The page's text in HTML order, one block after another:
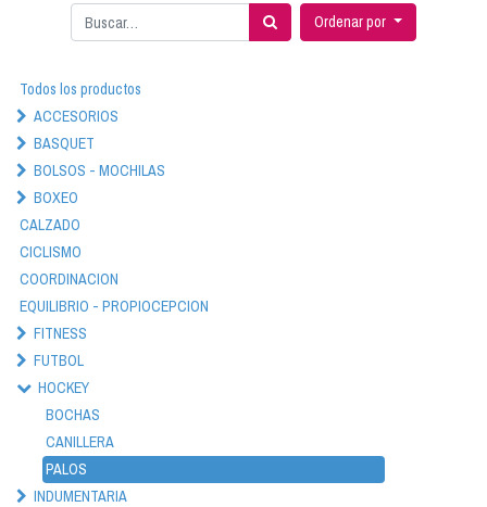
Ordenar por
Todos los productos
ACCESORIOS
BASQUET
BOLSOS - MOCHILAS
BOXEO
CALZADO
CICLISMO
COORDINACION
EQUILIBRIO - PROPIOCEPCION
FITNESS
FUTBOL
HOCKEY
BOCHAS
CANILLERA
PALOS
INDUMENTARIA